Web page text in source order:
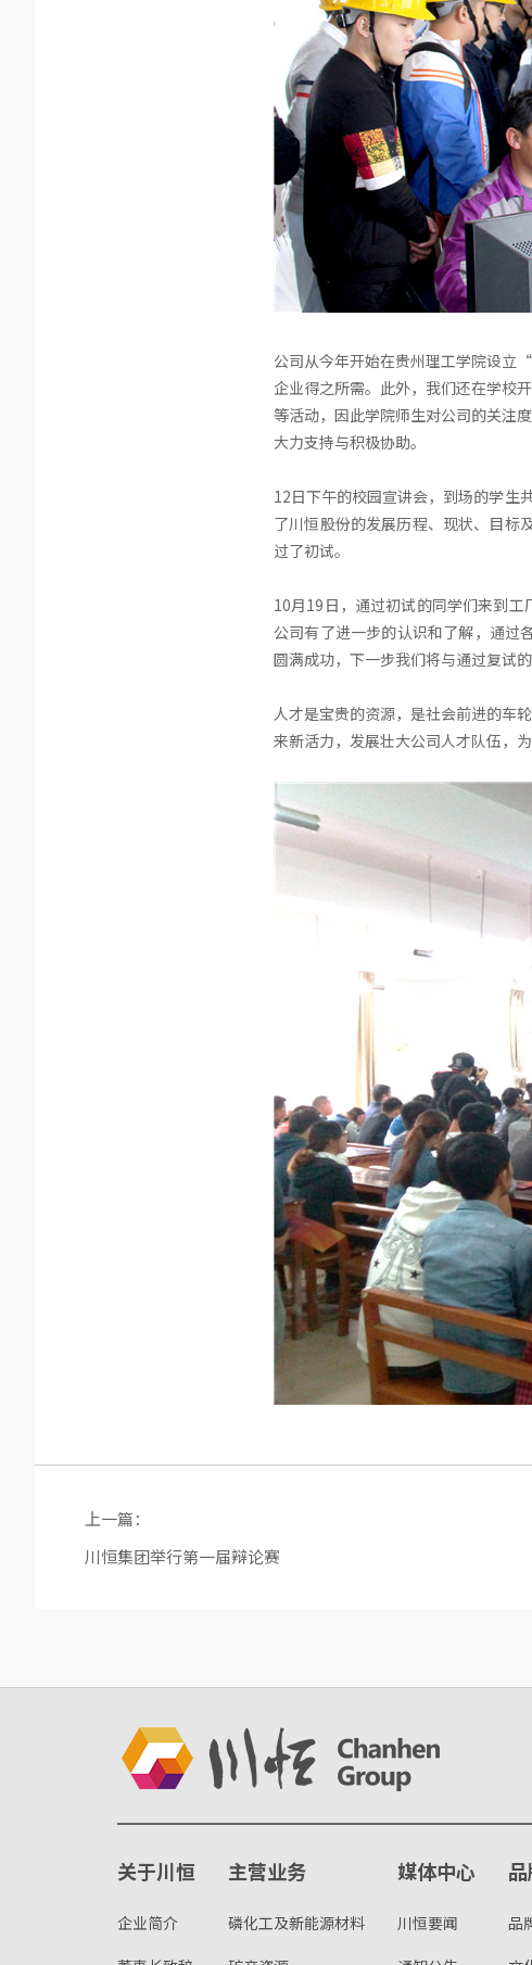
公司从今年开始在贵州理工学院设立
企业得之所需。此外，我们还在学校
等活动，因此学院师生对公司的关注
大力支持与积极协助。
12日下午的校园宣讲会，到场的学生
了川恒股份的发展历程、现状、目标
过了初试。
10月19日，通过初试的同学们来到
公司有了进一步的认识和了解，通过
圆满成功，下一步我们将与通过复试
人才是宝贵的资源，是社会前进的车
来新活力，发展壮大公司人才队伍，
上一篇：
川恒集团举行第一届辩论赛
关于川恒
企业简介
主营业务
磷化工及新能源材料
媒体中心
川恒要闻
品